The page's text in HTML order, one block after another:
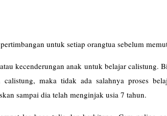
untuk setiap orangtua sebelum
kecenderungan anak untuk belajar calistung.
maka tidak ada salahnya proses
sampai dia telah menginjak usia 7 tahun.